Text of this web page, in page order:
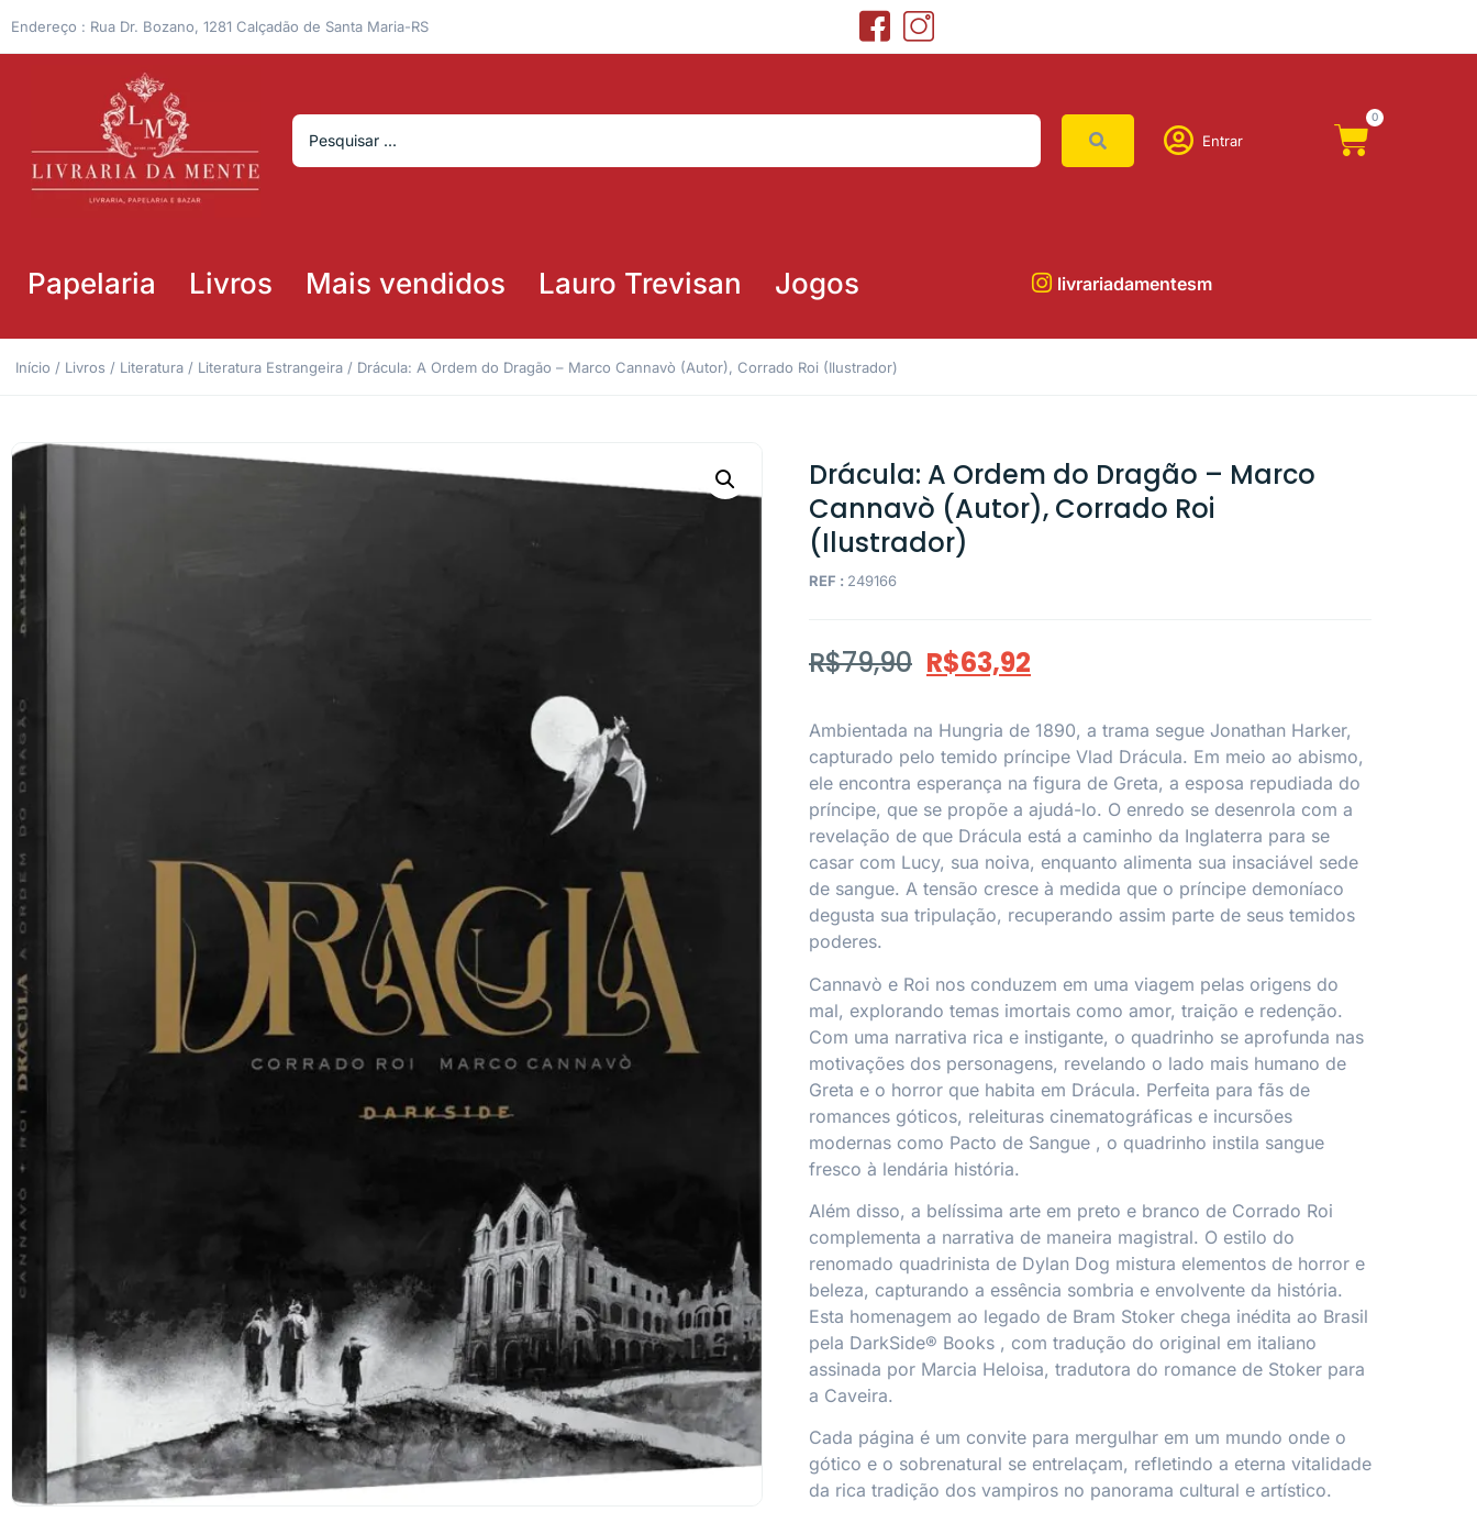
Endereço : Rua Dr. Bozano, 1281 Calçadão de Santa Maria-RS
Entrar
0
Papelaria Livros Mais vendidos Lauro Trevisan Jogos livrariadamentesm
Início / Livros / Literatura / Literatura Estrangeira / Drácula: A Ordem do Dragão – Marco Cannavò (Autor), Corrado Roi (Ilustrador)
Drácula: A Ordem do Dragão – Marco
Cannavò (Autor), Corrado Roi
(Ilustrador)
REF : 249166
R$79,90 R$63,92
Ambientada na Hungria de 1890, a trama segue Jonathan Harker,
capturado pelo temido príncipe Vlad Drácula. Em meio ao abismo,
ele encontra esperança na figura de Greta, a esposa repudiada do
príncipe, que se propõe a ajudá-lo. O enredo se desenrola com a
revelação de que Drácula está a caminho da Inglaterra para se
casar com Lucy, sua noiva, enquanto alimenta sua insaciável sede
de sangue. A tensão cresce à medida que o príncipe demoníaco
degusta sua tripulação, recuperando assim parte de seus temidos
poderes.
Cannavò e Roi nos conduzem em uma viagem pelas origens do
mal, explorando temas imortais como amor, traição e redenção.
Com uma narrativa rica e instigante, o quadrinho se aprofunda nas
motivações dos personagens, revelando o lado mais humano de
Greta e o horror que habita em Drácula. Perfeita para fãs de
romances góticos, releituras cinematográficas e incursões
modernas como Pacto de Sangue , o quadrinho instila sangue
fresco à lendária história.
Além disso, a belíssima arte em preto e branco de Corrado Roi
complementa a narrativa de maneira magistral. O estilo do
renomado quadrinista de Dylan Dog mistura elementos de horror e
beleza, capturando a essência sombria e envolvente da história.
Esta homenagem ao legado de Bram Stoker chega inédita ao Brasil
pela DarkSide® Books , com tradução do original em italiano
assinada por Marcia Heloisa, tradutora do romance de Stoker para
a Caveira.
Cada página é um convite para mergulhar em um mundo onde o
gótico e o sobrenatural se entrelaçam, refletindo a eterna vitalidade
da rica tradição dos vampiros no panorama cultural e artístico.